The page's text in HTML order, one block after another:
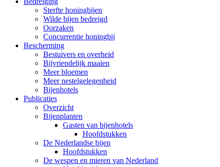
Sterfte honingbijen
Wilde bijen bedreigd
Oorzaken
Concurrentie honingbij
Bescherming
Bestuivers en overheid
Bijvriendelijk maaien
Meer bloemen
Meer nestelgelegenheid
Bijenhotels
Publicaties
Overzicht
Bijenplanten
Gasten van bijenhotels
Hoofdstukken
De Nederlandse bijen
Hoofdstukken
De wespen en mieren van Nederland